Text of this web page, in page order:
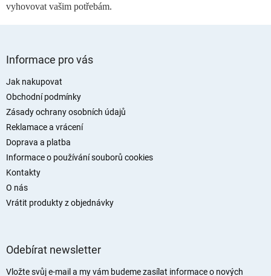
vyhovovat vašim potřebám.
Informace pro vás
Jak nakupovat
Obchodní podmínky
Zásady ochrany osobních údajů
Reklamace a vrácení
Doprava a platba
Informace o používání souborů cookies
Kontakty
O nás
Vrátit produkty z objednávky
Odebírat newsletter
Vložte svůj e-mail a my vám budeme zasílat informace o nových